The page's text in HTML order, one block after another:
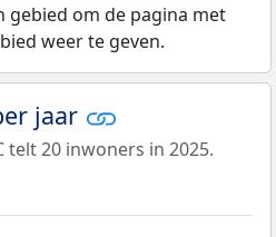
gebied om de pagina met
weer te geven.
jaar
telt 20 inwoners in 2025.